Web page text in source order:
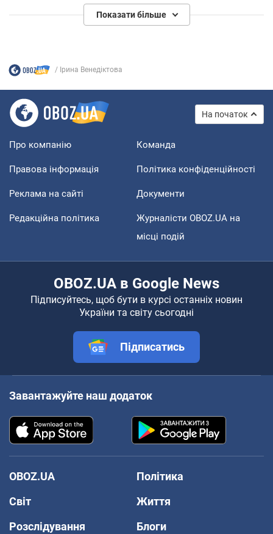
Показати більше
Ірина Венедіктова
На початок
Про компанію Команда
Правова інформація Політика конфіденційності
Реклама на сайті Документи
Редакційна політика
Журналісти OBOZ.UA на
місці подій
OBOZ.UA в Google News
Підписуйтесь, щоб бути в курсі останніх новин
України та світу сьогодні
Підписатись
Завантажуйте наш додаток
OBOZ.UA
Політика
Світ
Життя
Розслідування
Блоги